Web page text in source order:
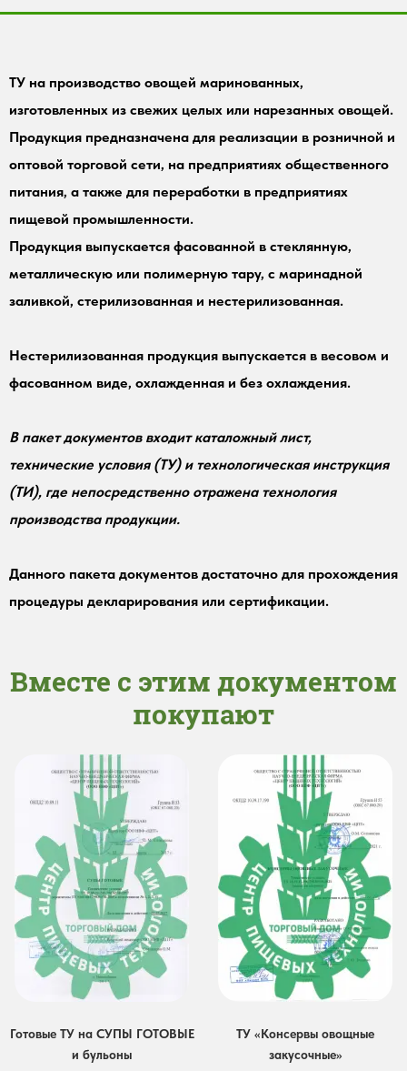
ТУ на производство овощей маринованных,
изготовленных из свежих целых или нарезанных овощей.
Продукция предназначена для реализации в розничной и
оптовой торговой сети, на предприятиях общественного
питания, а также для переработки в предприятиях
пищевой промышленности.
Продукция выпускается фасованной в стеклянную,
металлическую или полимерную тару, с маринадной
заливкой, стерилизованная и нестерилизованная.
Нестерилизованная продукция выпускается в весовом и
фасованном виде, охлажденная и без охлаждения.
В пакет документов входит каталожный лист,
технические условия (ТУ) и технологическая инструкция
(ТИ), где непосредственно отражена технология
производства продукции.
Данного пакета документов достаточно для прохождения
процедуры декларирования или сертификации.
Вместе с этим документом
покупают
Готовые ТУ на СУПЫ ГОТОВЫЕ
и бульоны
ТУ «Консервы овощные
закусочные»